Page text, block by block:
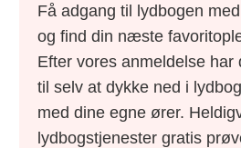
Få adgang til lydbogen
og find din næste
Efter vores anmeldelse har
til selv at dykke ned i
med dine egne ører.
lydbogstjenester gratis